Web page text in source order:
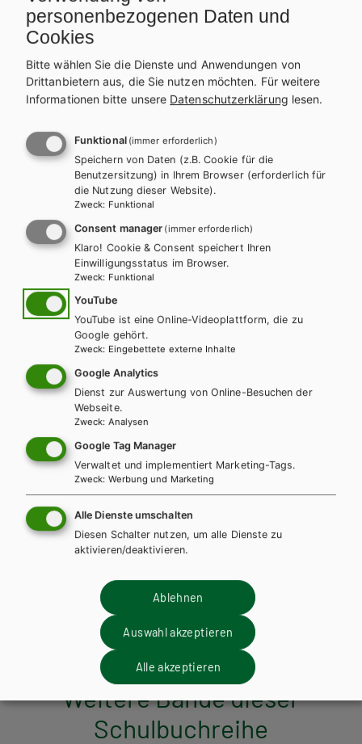
Arbeitsbuch E-BOOK+
Solo
12,07 €
Schulbuchaktion*
Lehrer/innenheft
über die Schulbuchaktion enthalten. | *Exklusiv über die Schulbuchaktion
erhältlich.
AUTOR/INNEN
Mag. Christine Luner, Mag. Eleonore Truxa-Pirierros, Mag.
Elisabeth Wladika
BESCHREIBUNG
Bien fait! 1
ist über die Schulbuchaktion inklusive E-BOOK+
Bei Bestellung unter der entsprechenden Schulbuchnummer
erhalten Sie das Schulbuch, das E-Book sowie
Zusatzmaterialdirekt im E-Book.
Dieses E-BOOK+ bietet Ihnen:
Interaktive Übungen
Lösungen für Lehrkräfte
So kommen Sie zu Ihrem E-BOOK+:
Mit Ihrem gedruckten Schulbuch erhalten Sie einen
individuellen Zugangscode. Dieser kann auf der Plattform
digi4school.at eingelöst werden. Das E-BOOK+ wird direkt Ihrem
WEITERLESEN
Exklusiv über die Schulbuchaktion
erhältlich.
Weitere Bände dieser
Schulbuchreihe
personenbezogenen Daten und
Cookies
Bitte wählen Sie die Dienste und Anwendungen von
Drittanbietern aus, die Sie nutzen möchten. Für weitere
Informationen bitte unsere Datenschutzerklärung lesen.
Funktional (immer erforderlich)
Speichern von Daten (z.B. Cookie für die
Benutzersitzung) in Ihrem Browser (erforderlich für
die Nutzung dieser Website).
Zweck: Funktional
Consent manager (immer erforderlich)
Klaro! Cookie & Consent speichert Ihren
Einwilligungsstatus im Browser.
Zweck: Funktional
YouTube
YouTube ist eine Online-Videoplattform, die zu
Google gehört.
Zweck: Eingebettete externe Inhalte
Google Analytics
Dienst zur Auswertung von Online-Besuchen der
Webseite.
Zweck: Analysen
Google Tag Manager
Verwaltet und implementiert Marketing-Tags.
Zweck: Werbung und Marketing
Alle Dienste umschalten
Diesen Schalter nutzen, um alle Dienste zu
aktivieren/deaktivieren.
Ablehnen
Auswahl akzeptieren
Alle akzeptieren